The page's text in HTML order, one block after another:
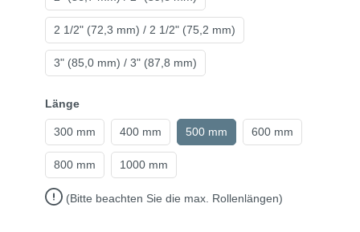
2 1/2" (72,3 mm) / 2 1/2" (75,2 mm)
3" (85,0 mm) / 3" (87,8 mm)
Länge
300 mm 400 mm 500 mm 600 mm
800 mm 1000 mm
(Bitte beachten Sie die max. Rollenlängen)